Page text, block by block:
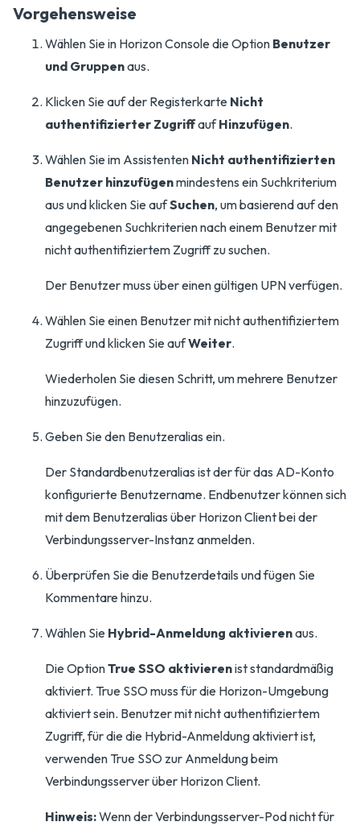
Vorgehensweise
Wählen Sie in Horizon Console die Option Benutzer
und Gruppenaus.
Klicken Sie auf der Registerkarte Nicht
authentifizierter ZugriffaufHinzufügen.
Wählen Sie im Assistenten Nicht authentifizierten
Benutzer hinzufügenmindestens ein Suchkriterium
aus und klicken Sie aufSuchen, um basierend auf den
angegebenen Suchkriterien nach einem Benutzer mit
nicht authentifiziertem Zugriff zu suchen.
Der Benutzer muss über einen gültigen UPN verfügen.
Wählen Sie einen Benutzer mit nicht authentifiziertem
Zugriff und klicken Sie aufWeiter.
Wiederholen Sie diesen Schritt, um mehrere Benutzer
hinzuzufügen.
Geben Sie den Benutzeralias ein.
Der Standardbenutzeralias ist der für das AD-Konto
konfigurierte Benutzername. Endbenutzer können sich
mit dem Benutzeralias über Horizon Client bei der
Verbindungsserver-Instanz anmelden.
Überprüfen Sie die Benutzerdetails und fügen Sie
Kommentare hinzu.
Wählen Sie Hybrid-Anmeldung aktivierenaus.
Die OptionTrue SSO aktivierenist standardmäßig
aktiviert. True SSO muss für die Horizon-Umgebung
aktiviert sein. Benutzer mit nicht authentifiziertem
Zugriff, für die die Hybrid-Anmeldung aktiviert ist,
verwenden True SSO zur Anmeldung beim
Verbindungsserver über Horizon Client.
Hinweis:Wenn der Verbindungsserver-Pod nicht für